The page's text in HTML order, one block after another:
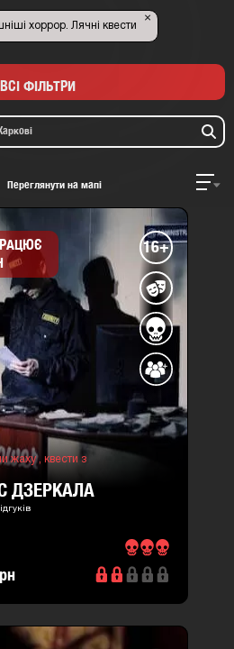
хоррор. Лячні квести
×
ВСІ ФІЛЬТРИ
Переглянути на мапі
16+
жаху , квести з
ДЗЕРКАЛА